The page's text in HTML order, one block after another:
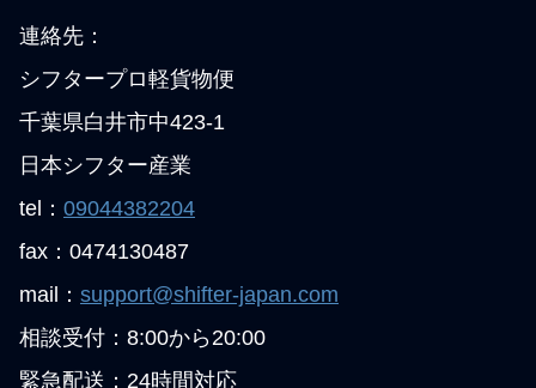
連絡先：
シフタープロ軽貨物便
千葉県白井市中423-1
日本シフター産業
tel： 09044382204
fax：0474130487
mail： support@shifter-japan.com
相談受付：8:00から20:00
緊急配送：24時間対応